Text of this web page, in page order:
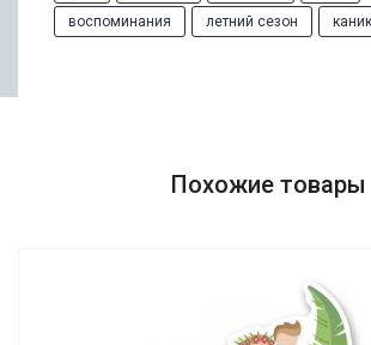
воспоминания
летний сезон
Похожие товары